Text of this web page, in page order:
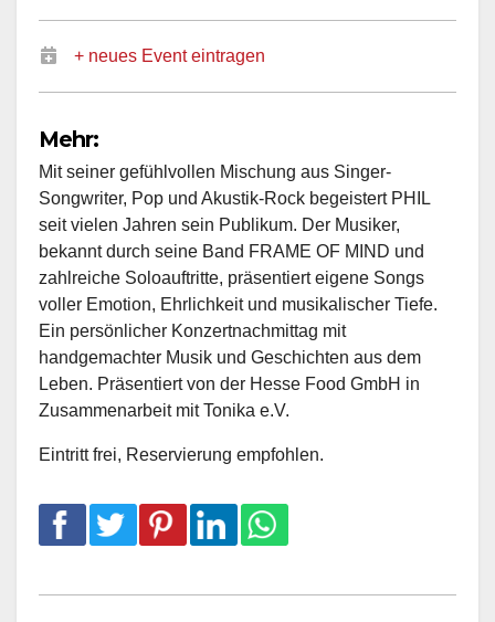
+ neues Event eintragen
Mehr:
Mit seiner gefühlvollen Mischung aus Singer-
Songwriter, Pop und Akustik-Rock begeistert PHIL
seit vielen Jahren sein Publikum. Der Musiker,
bekannt durch seine Band FRAME OF MIND und
zahlreiche Soloauftritte, präsentiert eigene Songs
voller Emotion, Ehrlichkeit und musikalischer Tiefe.
Ein persönlicher Konzertnachmittag mit
handgemachter Musik und Geschichten aus dem
Leben. Präsentiert von der Hesse Food GmbH in
Zusammenarbeit mit Tonika e.V.
Eintritt frei, Reservierung empfohlen.